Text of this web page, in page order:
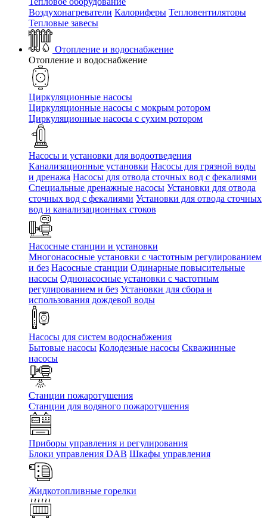
Воздухонагреватели Калориферы Тепловентиляторы
Тепловые завесы
Отопление и водоснабжение
Отопление и водоснабжение
Циркуляционные насосы
Циркуляционные насосы с мокрым ротором
Циркуляционные насосы с сухим ротором
Насосы и установки для водоотведения
Канализационные установки Насосы для грязной воды
и дренажа Насосы для отвода сточных вод c фекалиями
Специальные дренажные насосы Установки для отвода
сточных вод c фекалиями Установки для отвода сточных
вод и канализационных стоков
Насосные станции и установки
Многонасосные установки с частотным регулированием
и без Насосные станции Одинарные повысительные
насосы Однонасосные установки с частотным
регулированием и без Установки для сбора и
использования дождевой воды
Насосы для систем водоснабжения
Бытовые насосы Колодезные насосы Скважинные
насосы
Станции пожаротушения
Станции для водяного пожаротушения
Приборы управления и регулирования
Блоки управления DAB Шкафы управления
Жидкотопливные горелки